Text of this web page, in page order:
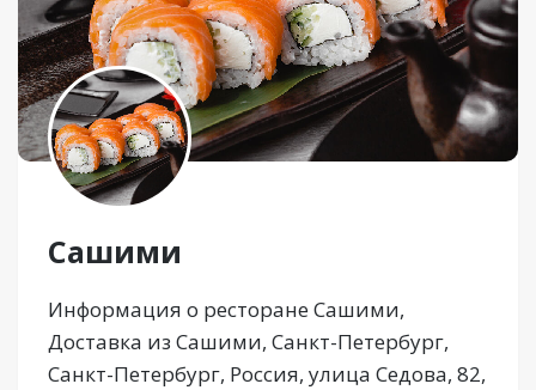
Сашими
Информация о ресторане Сашими,
Доставка из Сашими, Санкт-Петербург,
Санкт-Петербург, Россия, улица Седова, 82,